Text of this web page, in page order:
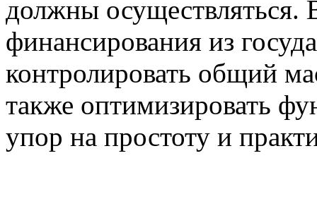
должны
финансирования из
контролировать общий
также оптимизировать
упор на простоту и